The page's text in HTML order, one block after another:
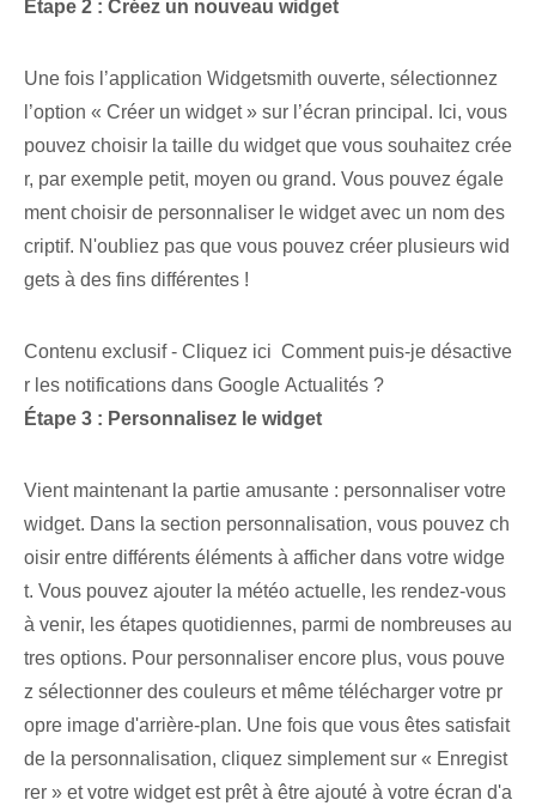
Étape 2 : Créez un nouveau widget
Une fois l’application Widgetsmith ouverte, sélectionnez
l’option « Créer un widget » sur l’écran principal. Ici, vous
pouvez choisir la taille du widget que vous souhaitez crée
r, par exemple petit, moyen ou grand. Vous pouvez égale
ment choisir de personnaliser⁢ le widget avec un nom des
criptif. N'oubliez pas que vous pouvez créer plusieurs wid
gets à des fins différentes !
Contenu exclusif - Cliquez ici Comment puis-je désactive
r les notifications dans Google Actualités ?
Étape 3 : Personnalisez le widget
Vient maintenant la partie amusante : personnaliser votre
widget. Dans la section personnalisation, vous pouvez ch
oisir entre différents éléments à afficher dans votre widge
t. ​Vous pouvez ajouter la météo actuelle, les rendez-vous
à venir, les étapes quotidiennes, parmi de nombreuses au
tres options. ‌Pour⁤ personnaliser encore plus, vous pouve
z sélectionner des ⁣couleurs et même télécharger votre pr
opre⁣ image d'arrière-plan⁤. Une fois que vous êtes satisfait
de la personnalisation, cliquez simplement sur « Enregist
rer » et votre widget est prêt à être ajouté à votre écran d'a